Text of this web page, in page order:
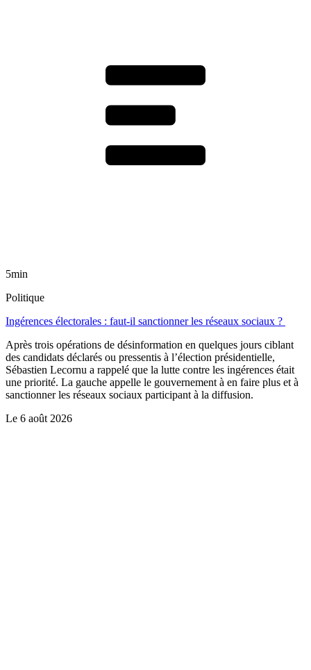
5min
Politique
Ingérences électorales : faut-il sanctionner les réseaux sociaux ?
Après trois opérations de désinformation en quelques jours ciblant
des candidats déclarés ou pressentis à l’élection présidentielle,
Sébastien Lecornu a rappelé que la lutte contre les ingérences était
une priorité. La gauche appelle le gouvernement à en faire plus et à
sanctionner les réseaux sociaux participant à la diffusion.
Le 6 août 2026